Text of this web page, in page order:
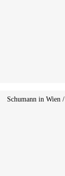
Schumann in Wien